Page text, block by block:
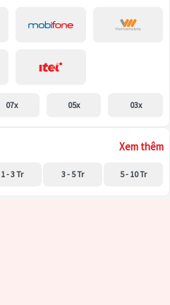
07x 05x 03x
Xem thêm
1 - 3 Tr 3 - 5 Tr 5 - 10 Tr